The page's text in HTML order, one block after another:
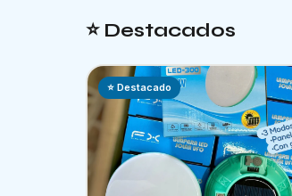
⭐ Destacados
⭐ Destacado